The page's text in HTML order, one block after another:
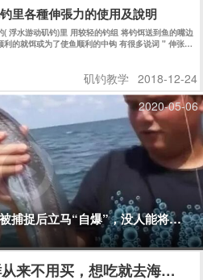
里各種伸張力的使用及說明
( 浮水游动矶钓)里 用较轻的钓组 将钓饵送到鱼的嘴边
利的就饵或为了使鱼顺利的中钩 有很多说词 " 伸张拉
使钓鱼者在第一时间内 知道鱼在吃食的信息 而采取相
矶钓教学 2018-12-24
2020-05-06
捕捉后立马“自爆”，没人能将它活
来不用买，想吃就去海边挖